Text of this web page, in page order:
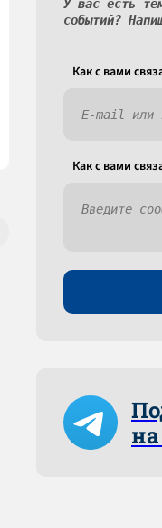
У вас есть
событий?
Как c вами
Как c вами